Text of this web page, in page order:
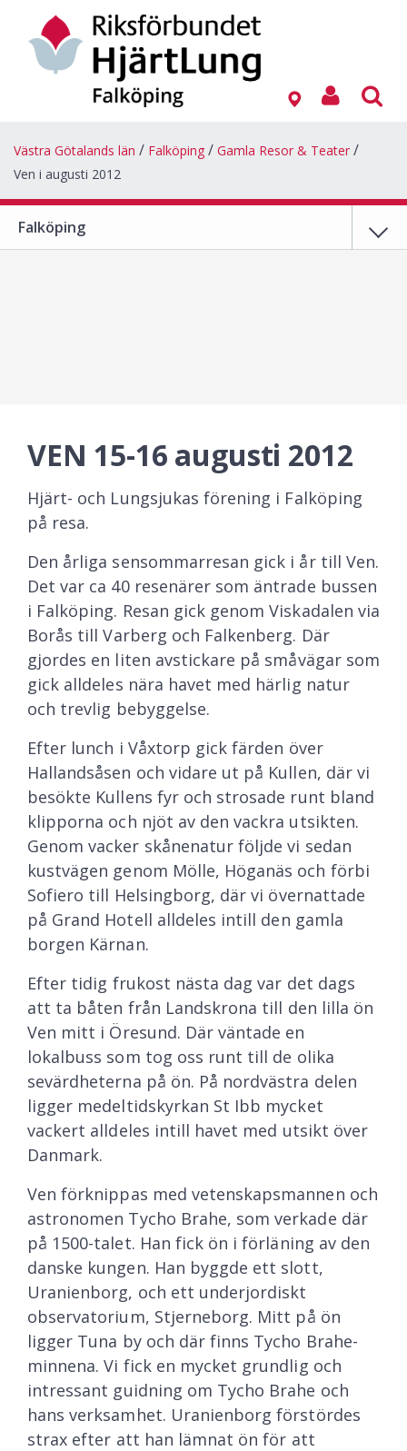
Västra Götalands län Falköping
Gamla Resor & Teater
Ven i augusti 2012
Falköping
VEN 15-16 augusti 2012
Hjärt- och Lungsjukas förening i Falköping
på resa.
Den årliga sensommarresan gick i år till Ven.
Det var ca 40 resenärer som äntrade bussen
i Falköping. Resan gick genom Viskadalen via
Borås till Varberg och Falkenberg. Där
gjordes en liten avstickare på småvägar som
gick alldeles nära havet med härlig natur
och trevlig bebyggelse.
Efter lunch i Våxtorp gick färden över
Hallandsåsen och vidare ut på Kullen, där vi
besökte Kullens fyr och strosade runt bland
klipporna och njöt av den vackra utsikten.
Genom vacker skånenatur följde vi sedan
kustvägen genom Mölle, Höganäs och förbi
Sofiero till Helsingborg, där vi övernattade
på Grand Hotell alldeles intill den gamla
borgen Kärnan.
Efter tidig frukost nästa dag var det dags
att ta båten från Landskrona till den lilla ön
Ven mitt i Öresund. Där väntade en
lokalbuss som tog oss runt till de olika
sevärdheterna på ön. På nordvästra delen
ligger medeltidskyrkan St Ibb mycket
vackert alldeles intill havet med utsikt över
Danmark.
Ven förknippas med vetenskapsmannen och
astronomen Tycho Brahe, som verkade där
på 1500-talet. Han fick ön i förläning av den
danske kungen. Han byggde ett slott,
Uranienborg, och ett underjordiskt
observatorium, Stjerneborg. Mitt på ön
ligger Tuna by och där finns Tycho Brahe-
minnena. Vi fick en mycket grundlig och
intressant guidning om Tycho Brahe och
hans verksamhet. Uranienborg förstördes
strax efter att han lämnat ön för att